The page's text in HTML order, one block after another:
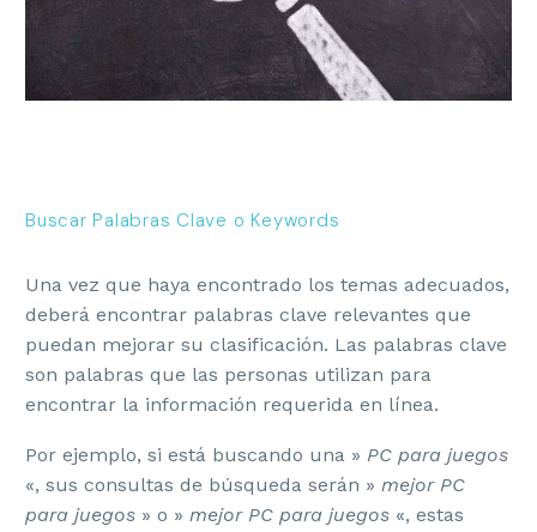
Buscar Palabras Clave o Keywords
Una vez que haya encontrado los temas adecuados,
deberá encontrar palabras clave relevantes que
puedan mejorar su clasificación. Las palabras clave
son palabras que las personas utilizan para
encontrar la información requerida en línea.
Por ejemplo, si está buscando una » PC para juegos
«, sus consultas de búsqueda serán » mejor PC
para juegos » o » mejor PC para juegos «, estas